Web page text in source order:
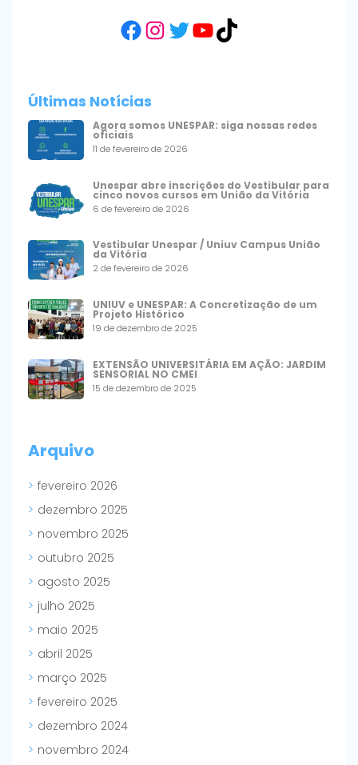
Facebook
Instagram
Twitter
YouTube
TikTok
Últimas Notícias
Agora somos UNESPAR: siga nossas redes
oficiais
11 de fevereiro de 2026
Unespar abre inscrições do Vestibular para
cinco novos cursos em União da Vitória
6 de fevereiro de 2026
Vestibular Unespar / Uniuv Campus União
da Vitória
2 de fevereiro de 2026
UNIUV e UNESPAR: A Concretização de um
Projeto Histórico
19 de dezembro de 2025
EXTENSÃO UNIVERSITÁRIA EM AÇÃO: JARDIM
SENSORIAL NO CMEI
15 de dezembro de 2025
Arquivo
fevereiro 2026
dezembro 2025
novembro 2025
outubro 2025
agosto 2025
julho 2025
maio 2025
abril 2025
março 2025
fevereiro 2025
dezembro 2024
novembro 2024